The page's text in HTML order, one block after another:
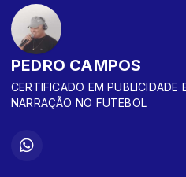
PEDRO CAMPOS
CERTIFICADO EM PUBLICIDADE
NARRAÇÃO NO FUTEBOL